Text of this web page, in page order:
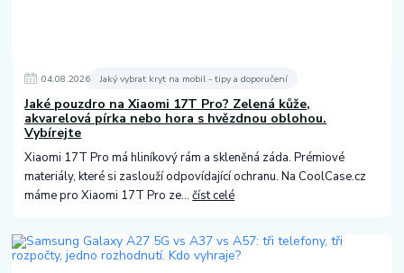
04.08.2026 Jaký vybrat kryt na mobil - tipy a doporučení
Jaké pouzdro na Xiaomi 17T Pro? Zelená kůže,
akvarelová pírka nebo hora s hvězdnou oblohou.
Vybírejte
Xiaomi 17T Pro má hliníkový rám a skleněná záda. Prémiové
materiály, které si zaslouží odpovídající ochranu. Na CoolCase.cz
máme pro Xiaomi 17T Pro ze...číst celé